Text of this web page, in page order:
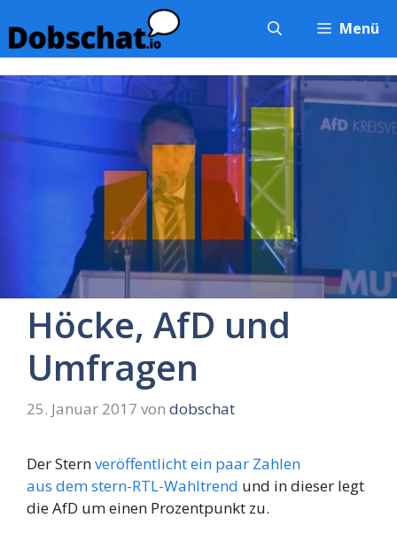
Inhalt
springen
Menü
Höcke, AfD und
Umfragen
25. Januar 2017 von dobschat
Der Sternveröffentlicht ein paar Zahlen
aus dem stern-RTL-Wahltrend und in dieser legt
die AfD um einen Prozentpunkt zu.